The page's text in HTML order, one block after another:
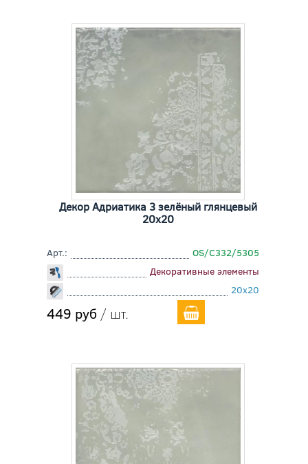
Декор Адриатика 3 зелёный глянцевый
20x20
Арт.:
OS/C332/5305
Декоративные элементы
20x20
449 руб / шт.